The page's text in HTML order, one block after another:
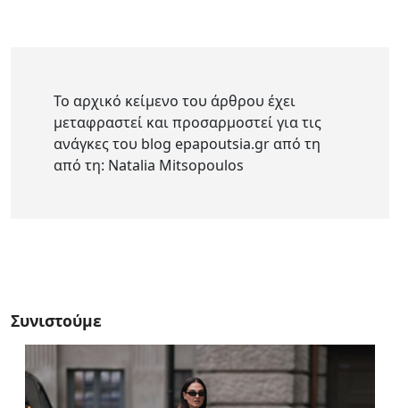
Το αρχικό κείμενο του άρθρου έχει
μεταφραστεί και προσαρμοστεί για τις
ανάγκες του blog epapoutsia.gr από τη
από τη: Natalia Mitsopoulos
Συνιστούμε